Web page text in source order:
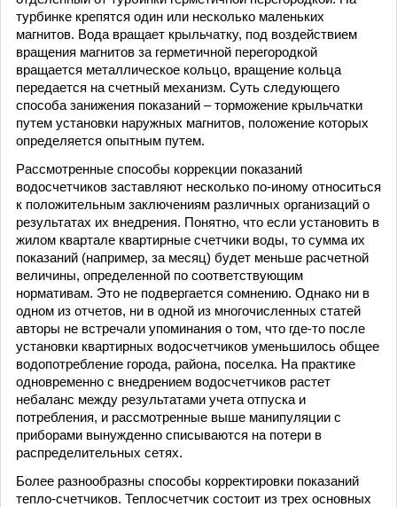
турбинке крепятся один или несколько маленьких
магнитов. Вода вращает крыльчатку, под воздействием
вращения магнитов за герметичной перегородкой
вращается металлическое кольцо, вращение кольца
передается на счетный механизм. Суть следующего
способа занижения показаний – торможение крыльчатки
путем установки наружных магнитов, положение которых
определяется опытным путем.
Рассмотренные способы коррекции показаний
водосчетчиков заставляют несколько по-иному относиться
к положительным заключениям различных организаций о
результатах их внедрения. Понятно, что если установить в
жилом квартале квартирные счетчики воды, то сумма их
показаний (например, за месяц) будет меньше расчетной
величины, определенной по соответствующим
нормативам. Это не подвергается сомнению. Однако ни в
одном из отчетов, ни в одной из многочисленных статей
авторы не встречали упоминания о том, что где-то после
установки квартирных водосчетчиков уменьшилось общее
водопотребление города, района, поселка. На практике
одновременно с внедрением водосчетчиков растет
небаланс между результатами учета отпуска и
потребления, и рассмотренные выше манипуляции с
приборами вынужденно списываются на потери в
распределительных сетях.
Более разнообразны способы корректировки показаний
тепло-счетчиков. Теплосчетчик состоит из трех основных